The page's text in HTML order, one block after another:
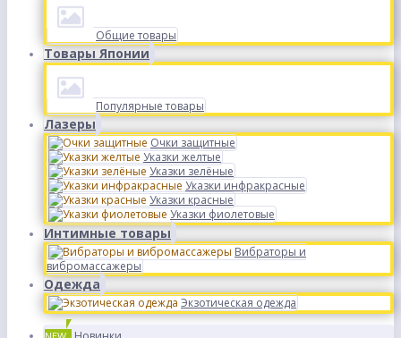
Общие товары
Товары Японии
Популярные товары
Лазеры
Очки защитные
Указки желтые
Указки зелёные
Указки инфракрасные
Указки красные
Указки фиолетовые
Интимные товары
Вибраторы и
вибромассажеры
Одежда
Экзотическая одежда